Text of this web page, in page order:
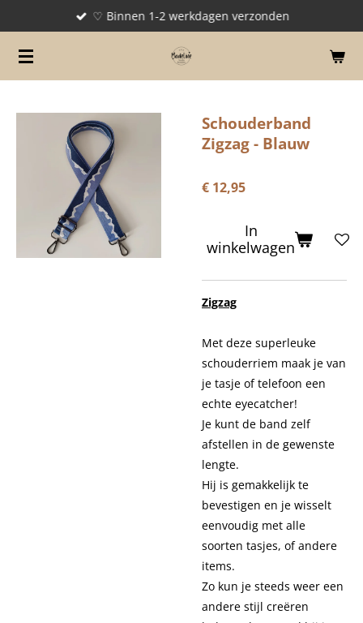
naar
de
♡ Binnen 1-2 werkdagen verzonden
Schouderband
Zigzag - Blauw
€ 12,95
In
winkelwagen
Zigzag
Met deze superleuke
schouderriem maak je van
je tasje of telefoon een
echte eyecatcher!
Je kunt de band zelf
afstellen in de gewenste
lengte.
Hij is gemakkelijk te
bevestigen en je wisselt
eenvoudig met alle
soorten tasjes, of andere
items.
Zo kun je steeds weer een
andere stijl creëren